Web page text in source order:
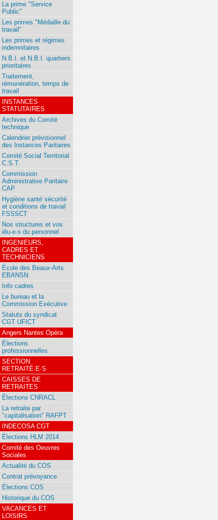
La prime "Service
Public"
Les primes "Médaille du
travail"
Les primes et régimes
indemnitaires
N.B.I. et N.B.I. quartiers
prioritaires
Traitement,
rémunération, temps de
travail
INSTANCES
STATUTAIRES
Archives du Comité
technique
Calendrier prévisionnel
des Instances Paritaires
Comité Social Territorial
C.S.T.
Commission
Administrative Paritaire
CAP
Hygiène santé sécurité
et conditions de travail
FSSSCT
Nos structures et vos
élu·e·s du personnel
INGENIEURS,
CADRES ET
TECHNICIENS
École des Beaux-Arts
EBANSN
Info cadres
Le bureau et la
Commission Exécutive
Statuts du syndicat
CGT UFICT
Angers Nantes Opéra
Élections
professionnelles
SECTION
RETRAITÉ·E·S
CAISSES DE
RETRAITES
Élections CNRACL
La retraite par
"capitalisation" RAFPT
INDECOSA CGT
Élections HLM 2014
Comité des Oeuvres
Sociales
Actualité du COS
Contrat prévoyance
Élections COS
Historique du COS
VACANCES ET
LOISIRS